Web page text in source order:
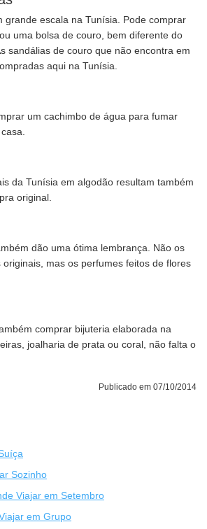
grande escala na Tunísia. Pode comprar
uma bolsa de couro, bem diferente do
sandálias de couro que não encontra em
aqui na Tunísia.
um cachimbo de água para fumar
da Tunísia em algodão resultam também
original.
dão uma ótima lembrança. Não os
mas os perfumes feitos de flores
comprar bijuteria elaborada na
joalharia de prata ou coral, não falta o
Publicado em 07/10/2014
Sozinho
Viajar em Setembro
em Grupo